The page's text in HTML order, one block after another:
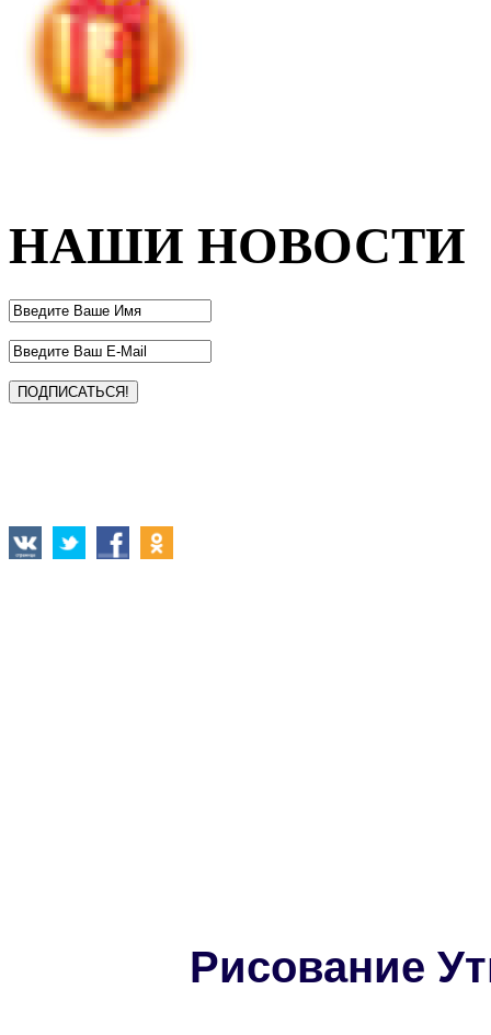
НАШИ НОВОСТИ
Рисование